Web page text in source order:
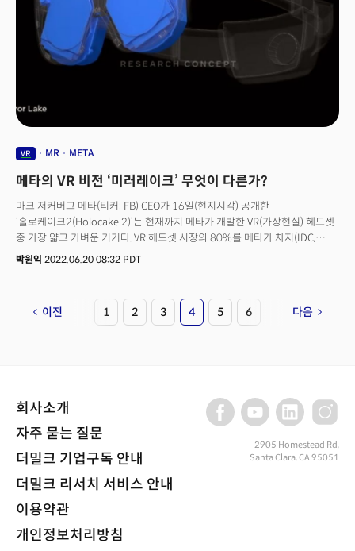
홀로케이크2는 현재까지 공개된 VR 헤드셋 중 가장 얇고 가벼운 기기다.
컴퓨터와 연동(PC-tethered)해 사용하도록 개발됐으며 현재 존재하는 VR
콘텐츠를 모두 구동할 수 있는 성능을 갖췄다. 버터스카치는 고화질의 ‘레티나
해상도(retinal resolution)’를 지원하는 VR 헤드셋이다. 스키 고글 형태의
콘셉트 디자인 ‘미러레이크(Mirror Lake)’도 선보였다.프로토타입 설명에
앞서 저커버그 CEO는 더 나은 차원의 시각 경험이 왜 중요한지에 대해 먼저
강조했다. ‘비주얼 리얼리즘(visual realism)’이란 용어를 사용하며 메타가 왜
이 분야에 집중하는지, 이 기술이 왜 게임 체인저(game changer, 시장의
시간을 할애했다.
VR MR META
메타의 VR 비전 ‘미러레이크’ 무엇이 다른가?
마크 저커버그 메타(티커: FB) CEO가 16일(현지시각) 공개한
‘홀로케이크2(Holocake 2)’는 현재까지 메타가 개발한 VR(가상현실) 헤드셋
중 가장 얇고 가벼운 기기다. VR 헤드셋 시장의 80%를 메타가 차지(IDC,
2021년 기준)하고 있다는 사실을 고려하면 사실상 세계에서 가장 얇고
컴퓨터와 연동(PC-tethered)해 사용하도록 만들어졌으며 현재 존재하는 VR
콘텐츠를 모두 구동할 수 있는 성능을 갖췄다.저커버그 CEO는 이날
(Starburst)’ 등 다양한 프로토타입을 선보였다.핵심은 이 프로토타입들이
실제 같은 시각 경험을 만들어내는데 필요한 기술을 최대로 적용한
제품이라는 점이다. 메타는 해상도를 높인 버전, HDR을 지원하는 버전, 가장
가볍고 얇은 버전의 프로토타입을 각각 공개한 후 이 기술을 통합한
‘미러레이크(Mirror Lake)’를 개발 중이라고 밝혔다. 미러레이크는 스키 고글
폼팩터(Form Factor, 제품 외형이나 크기, 물리적 배열을 의미)를 채용한
콘셉트 디자인이다.
박원익 2022.06.20 08:32 PDT
이전 1 2 3 4 5 6 다음
회사소개
자주 묻는 질문
더밀크 기업구독 안내
더밀크 리서치 서비스 안내
이용약관
개인정보처리방침
2905 Homestead Rd,
Santa Clara, CA 95051